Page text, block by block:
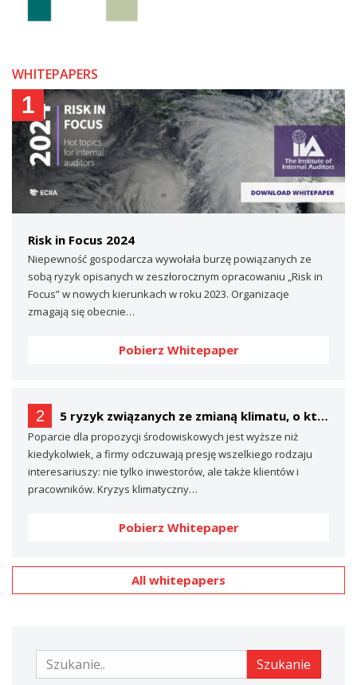
WHITEPAPERS
1
Risk in Focus 2024
Niepewność gospodarcza wywołała burzę powiązanych ze
sobą ryzyk opisanych w zeszłorocznym opracowaniu „Risk in
Focus” w nowych kierunkach w roku 2023. Organizacje
zmagają się obecnie…
Pobierz Whitepaper
2 5 ryzyk związanych ze zmianą klimatu, o których prawdopodobnie nie mówisz… (a powinieneś)
Poparcie dla propozycji środowiskowych jest wyższe niż
kiedykolwiek, a firmy odczuwają presję wszelkiego rodzaju
interesariuszy: nie tylko inwestorów, ale także klientów i
pracowników. Kryzys klimatyczny…
Pobierz Whitepaper
All whitepapers
Szukanie Szukanie